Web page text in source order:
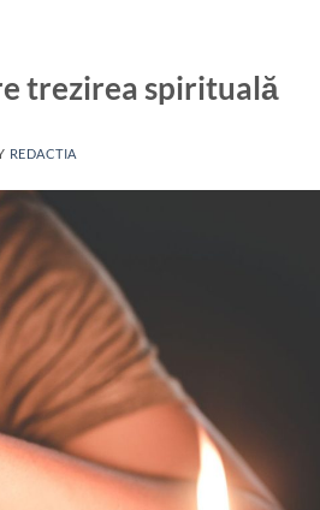
trezirea spirituală
REDACTIA